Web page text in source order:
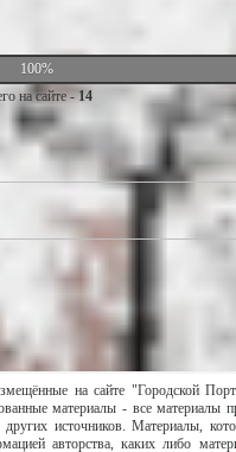
100%
на сайте -14
на сайте "Городской
материалы - все материалы
источников. Материалы,
авторства, каких либо